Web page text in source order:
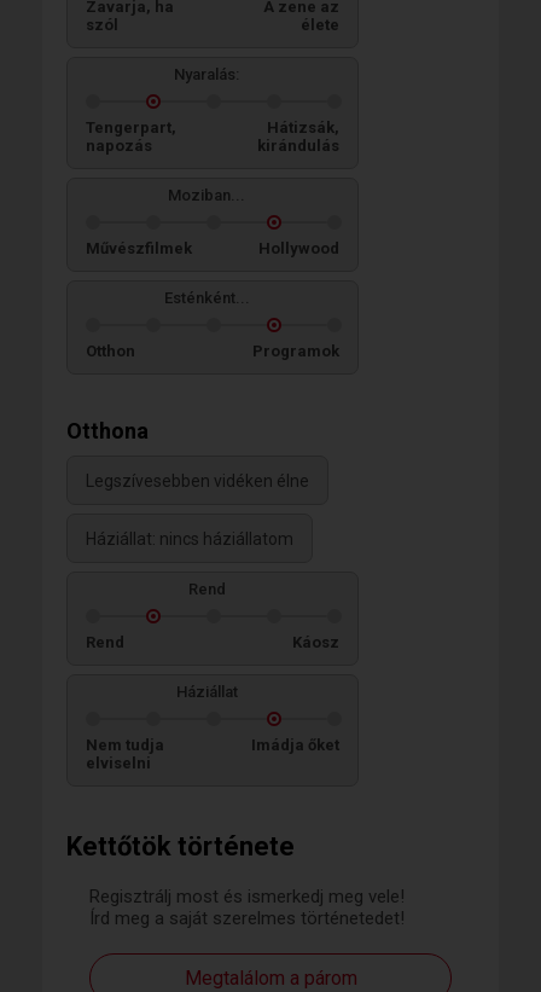
Kettőtök története
Regisztrálj most és ismerkedj meg vele!
Írd meg a saját szerelmes történetedet!
Megtalálom a párom
Zavarja, ha
szól
A zene az
élete
Nyaralás:
Tengerpart,
napozás
Hátizsák,
kirándulás
Moziban...
Művészfilmek Hollywood
Esténként...
Otthon Programok
Otthona
Legszívesebben vidéken élne
Háziállat: nincs háziállatom
Rend
Rend Káosz
Háziállat
Nem tudja
elviselni
Imádja őket